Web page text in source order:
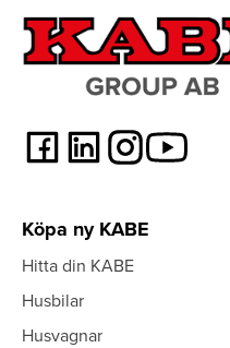
Köpa ny KABE
Hitta din KABE
Husbilar
Husvagnar